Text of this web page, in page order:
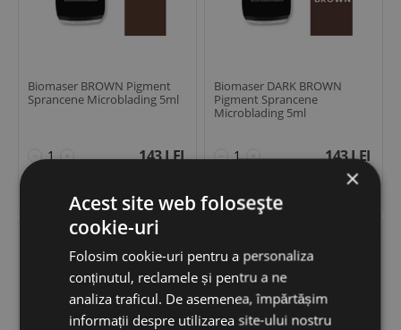
Biomaser BROWN Pigment
Sprancene Microblading 5ml
+ 143LEI
Biomaser DARK BROWN
Pigment Sprancene
Microblading 5ml
+ 143LEI

BIOMASER
×
Acest site web folosește
cookie-uri
Folosim cookie-uri pentru a personaliza
conținutul, reclamele și pentru a ne
analiza traficul. De asemenea, împărtășim
informații despre utilizarea site-ului nostru